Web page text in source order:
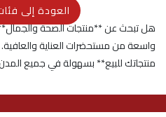
العودة إلى
هل تبحث عن **منتجات الصحة
واسعة من مستحضرات العناية
منتجاتك للبيع** بسهولة في جميع